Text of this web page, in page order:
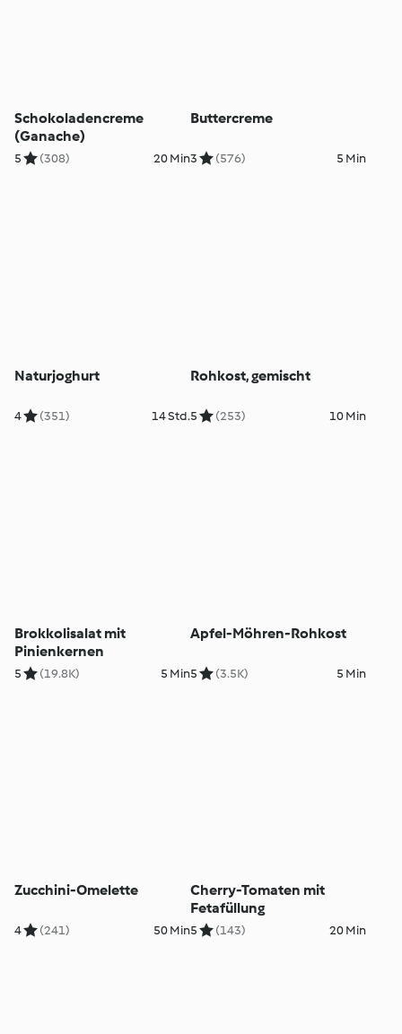
Schokoladencreme
(Ganache)
5 (308) 20 Min
Buttercreme
3 (576) 5 Min
Naturjoghurt
4 (351) 14 Std.
Rohkost, gemischt
5 (253) 10 Min
Brokkolisalat mit
Pinienkernen
5 (19.8K) 5 Min
Apfel-Möhren-Rohkost
5 (3.5K) 5 Min
Zucchini-Omelette
4 (241) 50 Min
Cherry-Tomaten mit
Fetafüllung
5 (143) 20 Min